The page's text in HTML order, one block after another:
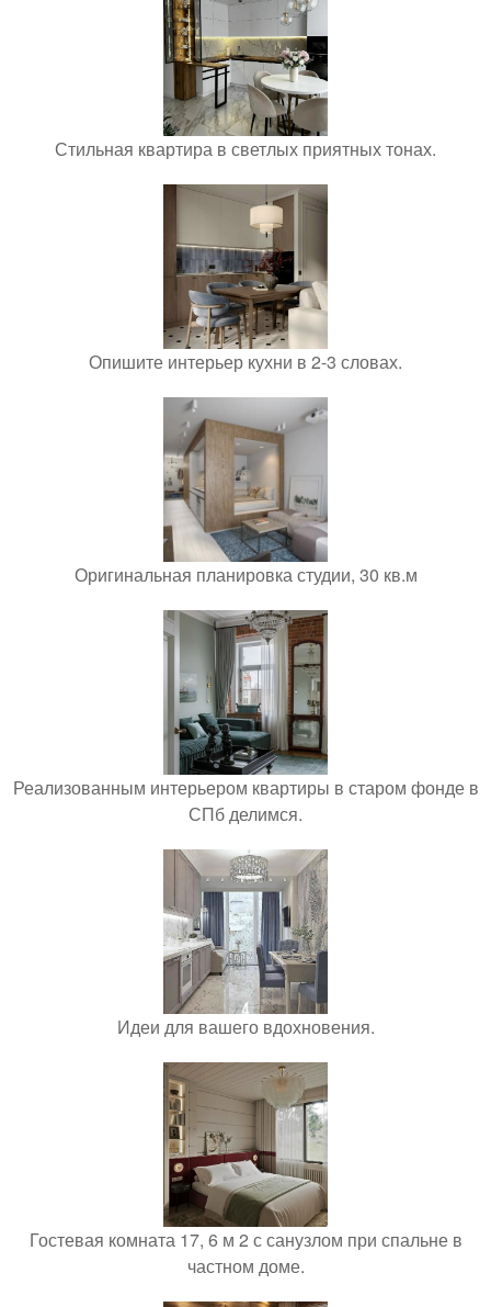
Стильная квартира в светлых приятных тонах.
Опишите интерьер кухни в 2-3 словах.
Оригинальная планировка студии, 30 кв.м
Реализованным интерьером квартиры в старом фонде в
СПб делимся.
Идеи для вашего вдохновения.
Гостевая комната 17, 6 м 2 с санузлом при спальне в
частном доме.